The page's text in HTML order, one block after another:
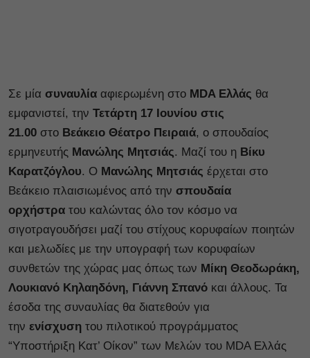
Σε μία συναυλία αφιερωμένη στο MDA Ελλάς θα
εμφανιστεί, την Τετάρτη 17 Ιουνίου στις
21.00 στο Βεάκειο Θέατρο Πειραιά, ο σπουδαίος
ερμηνευτής Μανώλης Μητσιάς. Μαζί του η Βίκυ
Καρατζόγλου. Ο Μανώλης Μητσιάς έρχεται στο
Βεάκειο πλαισιωμένος από την σπουδαία
ορχήστρα του καλώντας όλο τον κόσμο να
σιγοτραγουδήσει μαζί του στίχους κορυφαίων ποιητών
και μελωδίες με την υπογραφή των κορυφαίων
συνθετών της χώρας μας όπως των Μίκη Θεοδωράκη,
Λουκιανό Κηλαηδόνη, Γιάννη Σπανό και άλλους. Τα
έσοδα της συναυλίας θα διατεθούν για
την ενίσχυση του πιλοτικού προγράμματος
“Υποστήριξη Kατ’ Oίκον” των Mελών του MDA Ελλάς